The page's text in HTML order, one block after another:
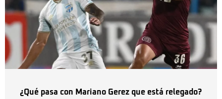
¿Qué pasa con Mariano Gerez que está relegado?